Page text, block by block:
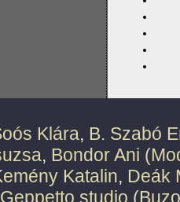
Klára, B. Szabó
, Bondor Ani
Katalin, Deák
Geppetto studio